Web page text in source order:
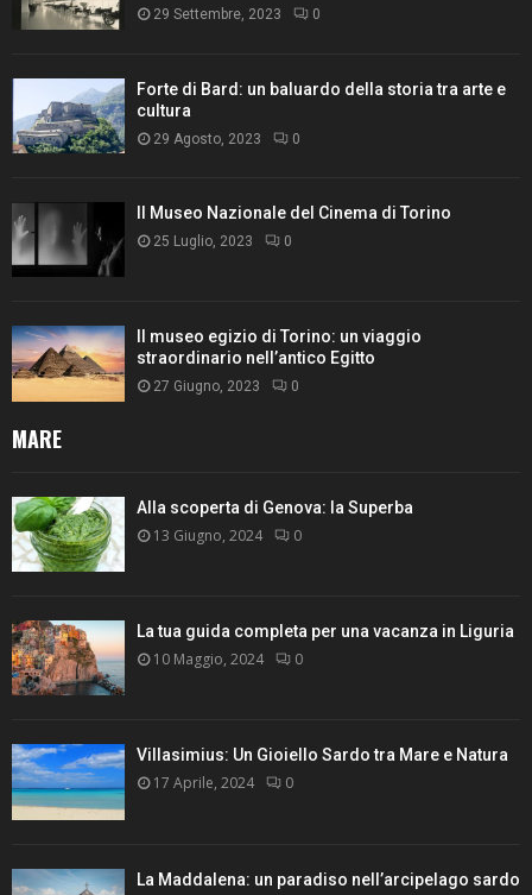
29 Settembre, 2023 0
Forte di Bard: un baluardo della storia tra arte e
cultura
29 Agosto, 2023 0
Il Museo Nazionale del Cinema di Torino
25 Luglio, 2023 0
Il museo egizio di Torino: un viaggio
straordinario nell’antico Egitto
27 Giugno, 2023 0
MARE
Alla scoperta di Genova: la Superba
13 Giugno, 2024 0
La tua guida completa per una vacanza in Liguria
10 Maggio, 2024 0
Villasimius: Un Gioiello Sardo tra Mare e Natura
17 Aprile, 2024 0
La Maddalena: un paradiso nell’arcipelago sardo